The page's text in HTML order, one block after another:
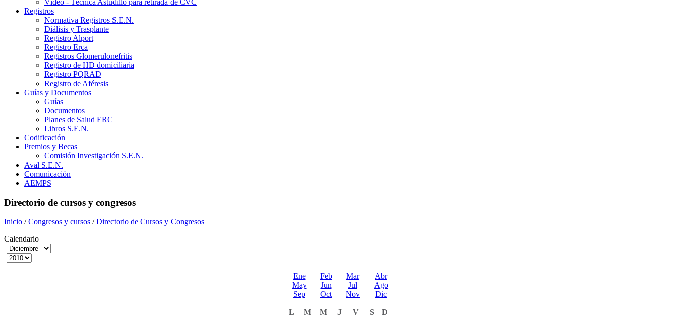
Vídeo - Técnica Astudillo para retirada de CVC
Registros
Normativa Registros S.E.N.
Diálisis y Trasplante
Registro Alport
Registro Erca
Registros Glomerulonefritis
Registro de HD domiciliaria
Registro PQRAD
Registro de Aféresis
Guías y Documentos
Guías
Documentos
Planes de Salud ERC
Libros S.E.N.
Codificación
Premios y Becas
Comisión Investigación S.E.N.
Aval S.E.N.
Comunicación
AEMPS
Directorio de cursos y congresos
Inicio /Congresos y cursos /Directorio de Cursos y Congresos
Calendario
Ene Feb Mar
Abr
May
Jun Jul
Ago
Sep
Oct Nov Dic
L M M J V S
D